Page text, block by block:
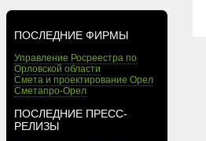
ПОСЛЕДНИЕ ФИРМЫ
Управление Росреестра по
Орловской области
Смета и проектирование Орел
Сметапро-Орел
ПОСЛЕДНИЕ ПРЕСС-
РЕЛИЗЫ